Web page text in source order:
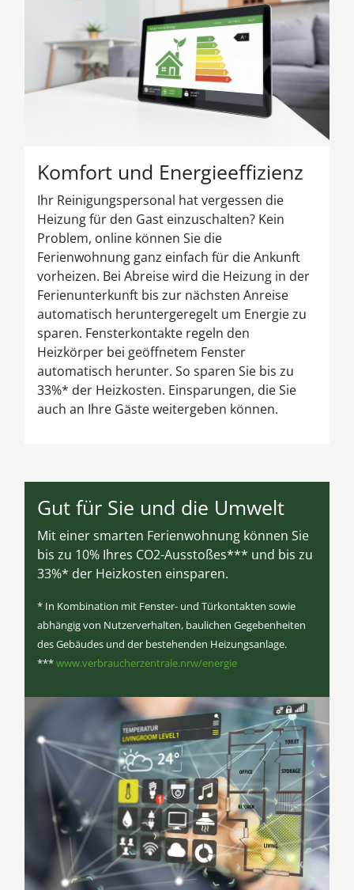
Komfort und Energieeffizienz
Ihr Reinigungspersonal hat vergessen die
Heizung für den Gast einzuschalten? Kein
Problem, online können Sie die
Ferienwohnung ganz einfach für die Ankunft
vorheizen. Bei Abreise wird die Heizung in der
Ferienunterkunft bis zur nächsten Anreise
automatisch heruntergeregelt um Energie zu
sparen. Fensterkontakte regeln den
Heizkörper bei geöffnetem Fenster
automatisch herunter. So sparen Sie bis zu
33%* der Heizkosten. Einsparungen, die Sie
auch an Ihre Gäste weitergeben können.
Gut für Sie und die Umwelt
Mit einer smarten Ferienwohnung können Sie
bis zu 10% Ihres CO2-Ausstoßes*** und bis zu
33%* der Heizkosten einsparen.
* In Kombination mit Fenster- und Türkontakten sowie
abhängig von Nutzerverhalten, baulichen Gegebenheiten
des Gebäudes und der bestehenden Heizungsanlage.
***www.verbraucherzentrale.nrw/energie